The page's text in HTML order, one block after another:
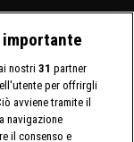
importante
ai nostri31 partner
per offrirgli
avviene tramite il
navigazione
il consenso e